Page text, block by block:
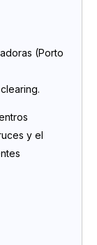
(Porto
y el